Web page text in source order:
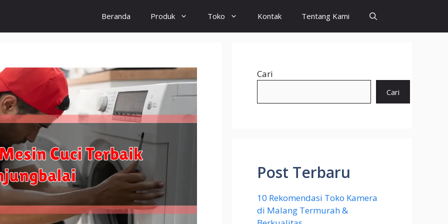
Beranda Produk Toko Kontak Tentang Kami
Cari
Cari
Post Terbaru
10 Rekomendasi Toko Kamera
di Malang Termurah &